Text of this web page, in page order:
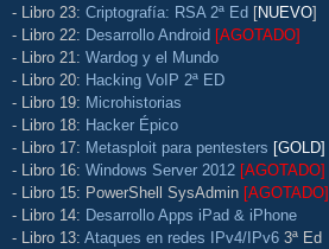
- Libro 23: Criptografía: RSA 2ª Ed [NUEVO]
- Libro 22: Desarrollo Android [AGOTADO]
- Libro 21: Wardog y el Mundo
- Libro 20: Hacking VoIP 2ª ED
- Libro 19: Microhistorias
- Libro 18: Hacker Épico
- Libro 17: Metasploit para pentesters [GOLD]
- Libro 16: Windows Server 2012 [AGOTADO]
- Libro 15: PowerShell SysAdmin [AGOTADO]
- Libro 14: Desarrollo Apps iPad & iPhone
- Libro 13: Ataques en redes IPv4/IPv6 3ª Ed